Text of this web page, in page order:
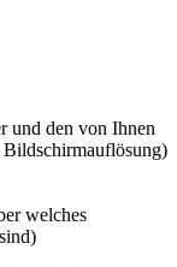
und den von Ihnen
Bildschirmauflösung)
welches